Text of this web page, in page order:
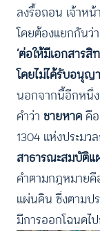
ลงรื้อถอน เจ้าห
โดยต้องแยกกันว่า
‘ต่อให้มีเอกสาร
โดยไม่ได้รับอนุญ
นอกจากนี้อีกหนึ่
คำว่า ชายหาดคื
1304 แห่งประม
สาธารณะสมบัติ
คําตามกฎหมาย
แผ่นดิน ซึ่งตามป
มีการออกโฉนดไ